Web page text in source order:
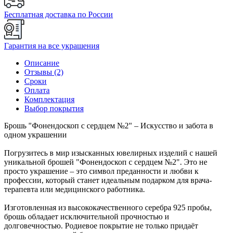
Бесплатная доставка по России
Гарантия на все украшения
Описание
Отзывы (2)
Сроки
Оплата
Комплектация
Выбор покрытия
Брошь "Фонендоскоп с сердцем №2" – Искусство и забота в
одном украшении
Погрузитесь в мир изысканных ювелирных изделий с нашей
уникальной брошей "Фонендоскоп с сердцем №2". Это не
просто украшение – это символ преданности и любви к
профессии, который станет идеальным подарком для врача-
терапевта или медицинского работника.
Изготовленная из высококачественного серебра 925 пробы,
брошь обладает исключительной прочностью и
долговечностью. Родиевое покрытие не только придаёт